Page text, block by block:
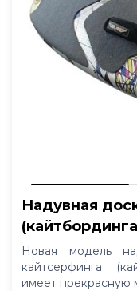
Надувная
Новая модель
кайтсерфинга
имеет прекрасную